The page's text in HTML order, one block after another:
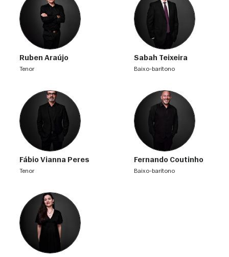
Ruben Araújo
tenor
Sabah Teixeira
baixo-barítono
Fábio Vianna Peres
tenor
Fernando Coutinho
baixo-barítono